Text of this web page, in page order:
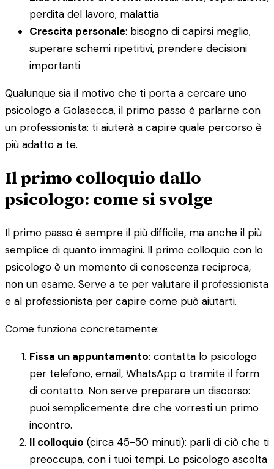
perdita del lavoro, malattia
Crescita personale: bisogno di capirsi meglio,
superare schemi ripetitivi, prendere decisioni
importanti
Qualunque sia il motivo che ti porta a cercare uno
psicologo a Golasecca, il primo passo è parlarne con
un professionista: ti aiuterà a capire quale percorso è
più adatto a te.
Il primo colloquio dallo
psicologo: come si svolge
Il primo passo è sempre il più difficile, ma anche il più
semplice di quanto immagini. Il primo colloquio con lo
psicologo è un momento di conoscenza reciproca,
non un esame. Serve a te per valutare il professionista
e al professionista per capire come può aiutarti.
Come funziona concretamente:
Fissa un appuntamento: contatta lo psicologo
per telefono, email, WhatsApp o tramite il form
di contatto. Non serve preparare un discorso:
puoi semplicemente dire che vorresti un primo
incontro.
Il colloquio (circa 45-50 minuti): parli di ciò che ti
preoccupa, con i tuoi tempi. Lo psicologo ascolta